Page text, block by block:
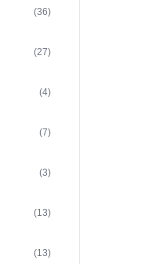
(36)
(27)
(4)
(7)
(3)
(13)
(13)